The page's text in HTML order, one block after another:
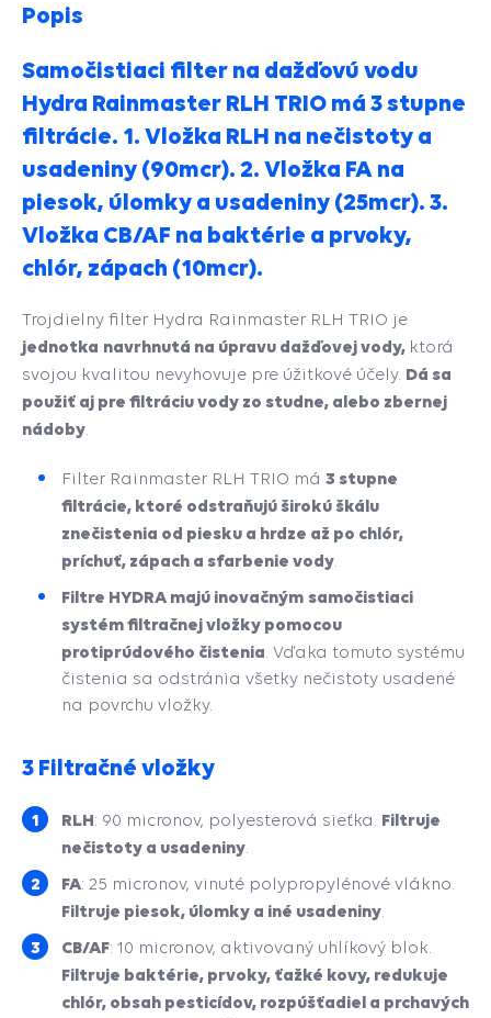
Popis
Samočistiaci filter na dažďovú vodu
Hydra Rainmaster RLH TRIO má 3 stupne
filtrácie. 1. Vložka RLH na nečistoty a
usadeniny (90mcr). 2. Vložka FA na
piesok, úlomky a usadeniny (25mcr). 3.
Vložka CB/AF na baktérie a prvoky,
chlór, zápach (10mcr).
Trojdielny filter Hydra Rainmaster RLH TRIO je
jednotka navrhnutá na úpravu dažďovej vody, ktorá
svojou kvalitou nevyhovuje pre úžitkové účely. Dá sa
použiť aj pre filtráciu vody zo studne, alebo zbernej
nádoby
Filter Rainmaster RLH TRIO má 3 stupne
filtrácie, ktoré odstraňujú širokú škálu
znečistenia od piesku a hrdze až po chlór,
príchuť, zápach a sfarbenie vody
Filtre HYDRA majú inovačným samočistiaci
systém filtračnej vložky pomocou
protiprúdového čistenia . Vďaka tomuto systému
čistenia sa odstránia všetky nečistoty usadené
na povrchu vložky.
3 Filtračné vložky
RLH: 90 micronov, polyesterová sieťka. Filtruje
nečistoty a usadeniny
FA: 25 micronov, vinuté polypropylénové vlákno.
Filtruje piesok, úlomky a iné usadeniny
CB/AF: 10 micronov, aktivovaný uhlíkový blok.
Filtruje baktérie, prvoky, ťažké kovy, redukuje
chlór, obsah pesticídov, rozpúšťadiel a prchavých